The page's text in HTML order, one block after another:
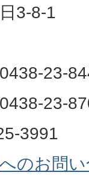
3-8-1
23-
23-
3991
のお問